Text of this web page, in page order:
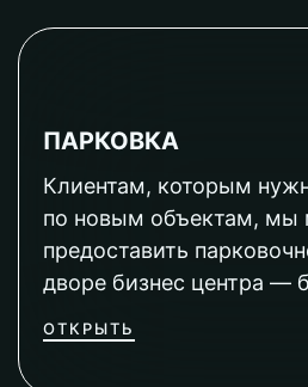
ПАРКОВКА
Клиентам, которым
по новым объектам,
предоставить
дворе бизнес центра —
ОТКРЫТЬ